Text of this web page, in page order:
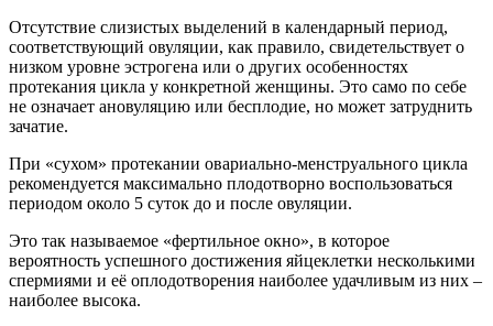
Отсутствие слизистых выделений в календарный период,
соответствующий овуляции, как правило, свидетельствует о
низком уровне эстрогена или о других особенностях
протекания цикла у конкретной женщины. Это само по себе
не означает ановуляцию или бесплодие, но может затруднить
зачатие.
При «сухом» протекании овариально-менструального цикла
рекомендуется максимально плодотворно воспользоваться
периодом около 5 суток до и после овуляции.
Это так называемое «фертильное окно», в которое
вероятность успешного достижения яйцеклетки несколькими
спермиями и её оплодотворения наиболее удачливым из них –
наиболее высока.